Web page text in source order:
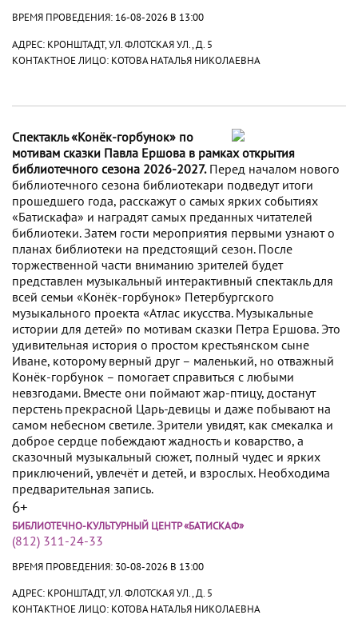
ВРЕМЯ ПРОВЕДЕНИЯ: 16-08-2026 В 13:00
АДРЕС: КРОНШТАДТ, УЛ. ФЛОТСКАЯ УЛ., Д. 5
КОНТАКТНОЕ ЛИЦО: КОТОВА НАТАЛЬЯ НИКОЛАЕВНА
Спектакль «Конёк-горбунок» по
мотивам сказки Павла Ершова в рамках открытия
библиотечного сезона 2026-2027.Перед началом нового
библиотечного сезона библиотекари подведут итоги
прошедшего года, расскажут о самых ярких событиях
«Батискафа» и наградят самых преданных читателей
библиотеки. Затем гости мероприятия первыми узнают о
планах библиотеки на предстоящий сезон. После
торжественной части вниманию зрителей будет
представлен музыкальный интерактивный спектакль для
всей семьи «Конёк-горбунок» Петербургского
музыкального проекта «Атлас икусства. Музыкальные
истории для детей» по мотивам сказки Петра Ершова. Это
удивительная история о простом крестьянском сыне
Иване, которому верный друг – маленький, но отважный
Конёк-горбунок – помогает справиться с любыми
невзгодами. Вместе они поймают жар-птицу, достанут
перстень прекрасной Царь-девицы и даже побывают на
самом небесном светиле. Зрители увидят, как смекалка и
доброе сердце побеждают жадность и коварство, а
сказочный музыкальный сюжет, полный чудес и ярких
приключений, увлечёт и детей, и взрослых. Необходима
предварительная запись.
6+
БИБЛИОТЕЧНО-КУЛЬТУРНЫЙ ЦЕНТР «БАТИСКАФ»
(812) 311-24-33
ВРЕМЯ ПРОВЕДЕНИЯ: 30-08-2026 В 13:00
АДРЕС: КРОНШТАДТ, УЛ. ФЛОТСКАЯ УЛ., Д. 5
КОНТАКТНОЕ ЛИЦО: КОТОВА НАТАЛЬЯ НИКОЛАЕВНА